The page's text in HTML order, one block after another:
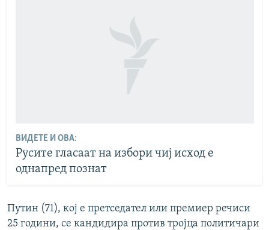
ВИДЕТЕ И ОВА:
Русите гласаат на избори чиј исход е
однапред познат
Путин (71), кој е претседател или премиер речиси
25 години, се кандидира против тројца политичари